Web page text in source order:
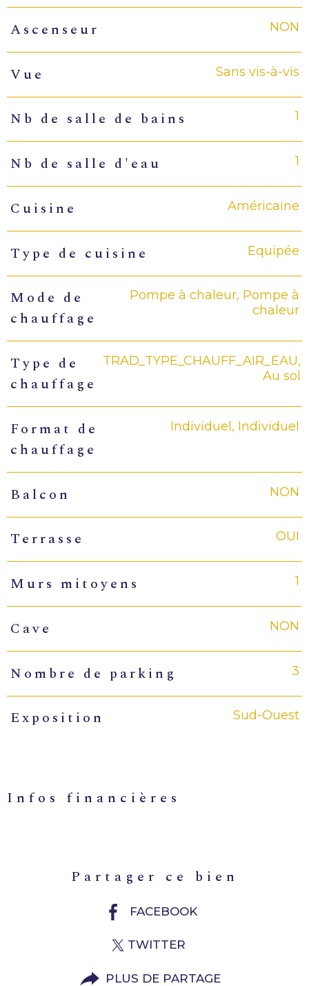
Ascenseur NON
Vue Sans vis-à-vis
Nb de salle de bains 1
Nb de salle d'eau 1
Cuisine Américaine
Type de cuisine Equipée
Mode de
chauffage
Pompe à chaleur, Pompe à
chaleur
Type de
chauffage
TRAD_TYPE_CHAUFF_AIR_EAU,
Au sol
Format de
chauffage
Individuel, Individuel
Balcon NON
Terrasse OUI
Murs mitoyens 1
Cave NON
Nombre de parking 3
Exposition Sud-Ouest
infos financières
partager ce bien
FACEBOOK
TWITTER
PLUS DE PARTAGE